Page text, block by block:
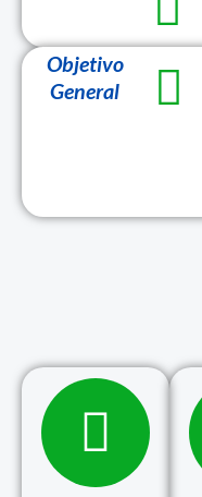
Objetivo
General